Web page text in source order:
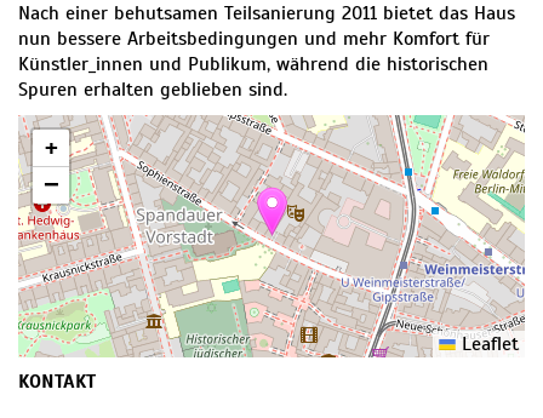
Nach einer behutsamen Teilsanierung 2011 bietet das Haus
nun bessere Arbeitsbedingungen und mehr Komfort für
Künstler_innen und Publikum, während die historischen
Spuren erhalten geblieben sind.
+
−
Leaflet
KONTAKT